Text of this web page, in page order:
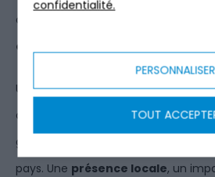
confidentialité.
PERSONNALISER
TOUT
collectif.
qualité.
Unefabrication françaisede nos
deux usines de Poitiers et d’Avignon.
globale, et une distribution dans plus
pays. Une présence locale, un